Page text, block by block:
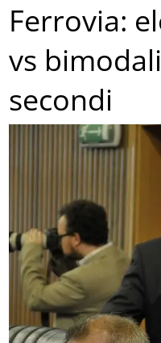
Ferrovia:
vs
secondi